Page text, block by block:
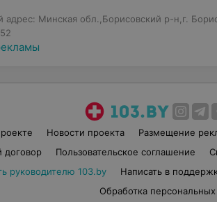
адрес: Минская обл.,Борисовский р-н,г.
Новости проекта Размещение
договор
Пользовательское соглашение
руководителю 103.by
Написать в
Обработка